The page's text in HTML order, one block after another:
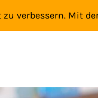
verbessern. Mit